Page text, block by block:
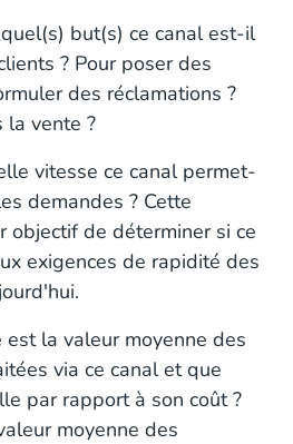
but(s) ce canal est-il
? Pour poser des
des réclamations ?
la vente ?
vitesse ce canal permet-
demandes ? Cette
objectif de déterminer si ce
exigences de rapidité des
est la valeur moyenne des
via ce canal et que
par rapport à son coût ?
moyenne des